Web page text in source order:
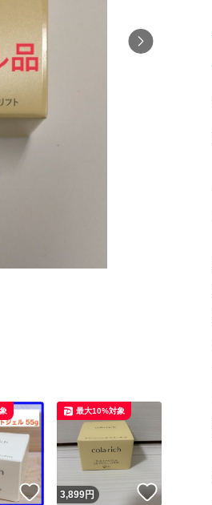
いいね！
3,899円 いいね！
最大10%対象